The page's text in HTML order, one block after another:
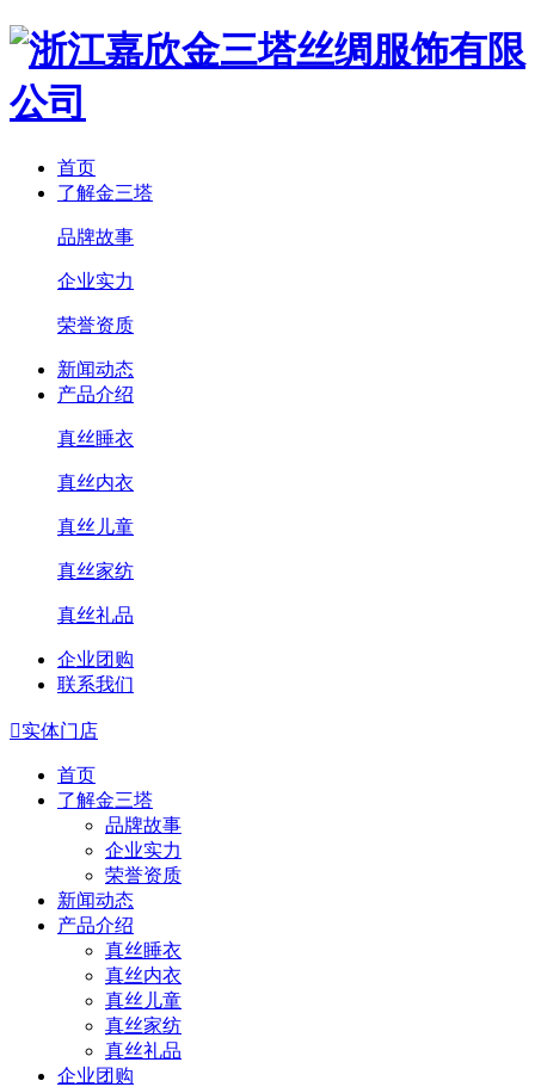
首页
了解金三塔
品牌故事
企业实力
荣誉资质
新闻动态
产品介绍
真丝睡衣
真丝内衣
真丝儿童
真丝家纺
真丝礼品
企业团购
联系我们
实体门店
首页
了解金三塔
品牌故事
企业实力
荣誉资质
新闻动态
产品介绍
真丝睡衣
真丝内衣
真丝儿童
真丝家纺
真丝礼品
企业团购